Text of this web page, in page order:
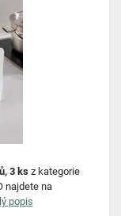
3 ksz kategorie
najdete na
popis